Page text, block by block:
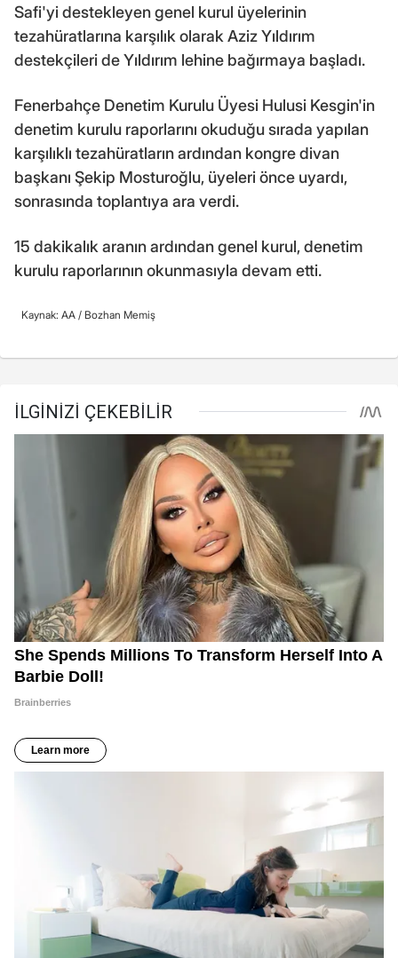
Safi'yi destekleyen genel kurul üyelerinin
tezahüratlarına karşılık olarak Aziz Yıldırım
destekçileri de Yıldırım lehine bağırmaya başladı.
Fenerbahçe Denetim Kurulu Üyesi Hulusi Kesgin'in
denetim kurulu raporlarını okuduğu sırada yapılan
karşılıklı tezahüratların ardından kongre divan
başkanı Şekip Mosturoğlu, üyeleri önce uyardı,
sonrasında toplantıya ara verdi.
15 dakikalık aranın ardından genel kurul, denetim
kurulu raporlarının okunmasıyla devam etti.
Kaynak: AA / Bozhan Memiş